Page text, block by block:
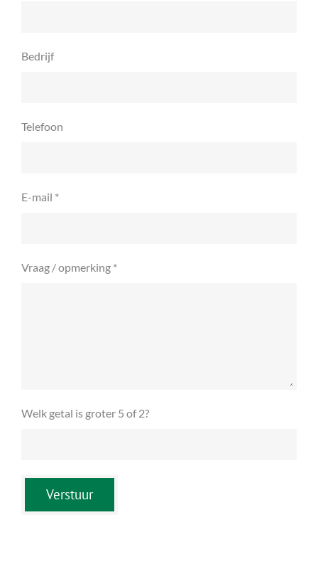
Bedrijf
Telefoon
E-mail *
Vraag / opmerking *
Welk getal is groter 5 of 2?